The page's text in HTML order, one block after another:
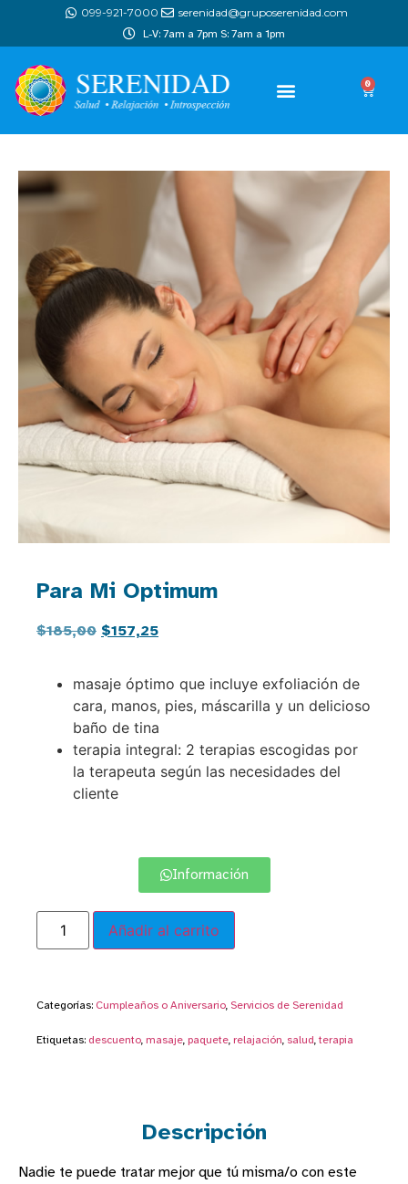
099-921-7000 serenidad@gruposerenidad.com
L-V: 7am a 7pm S: 7am a 1pm
0
Para Mi Optimum
$185,00 $157,25
masaje óptimo que incluye exfoliación de
cara, manos, pies, máscarilla y un delicioso
baño de tina
terapia integral: 2 terapias escogidas por
la terapeuta según las necesidades del
cliente
Información
Añadir al carrito
Categorías: Cumpleaños o Aniversario, Servicios de Serenidad
Etiquetas: descuento, masaje, paquete, relajación, salud,terapia
Descripción
Nadie te puede tratar mejor que tú misma/o con este